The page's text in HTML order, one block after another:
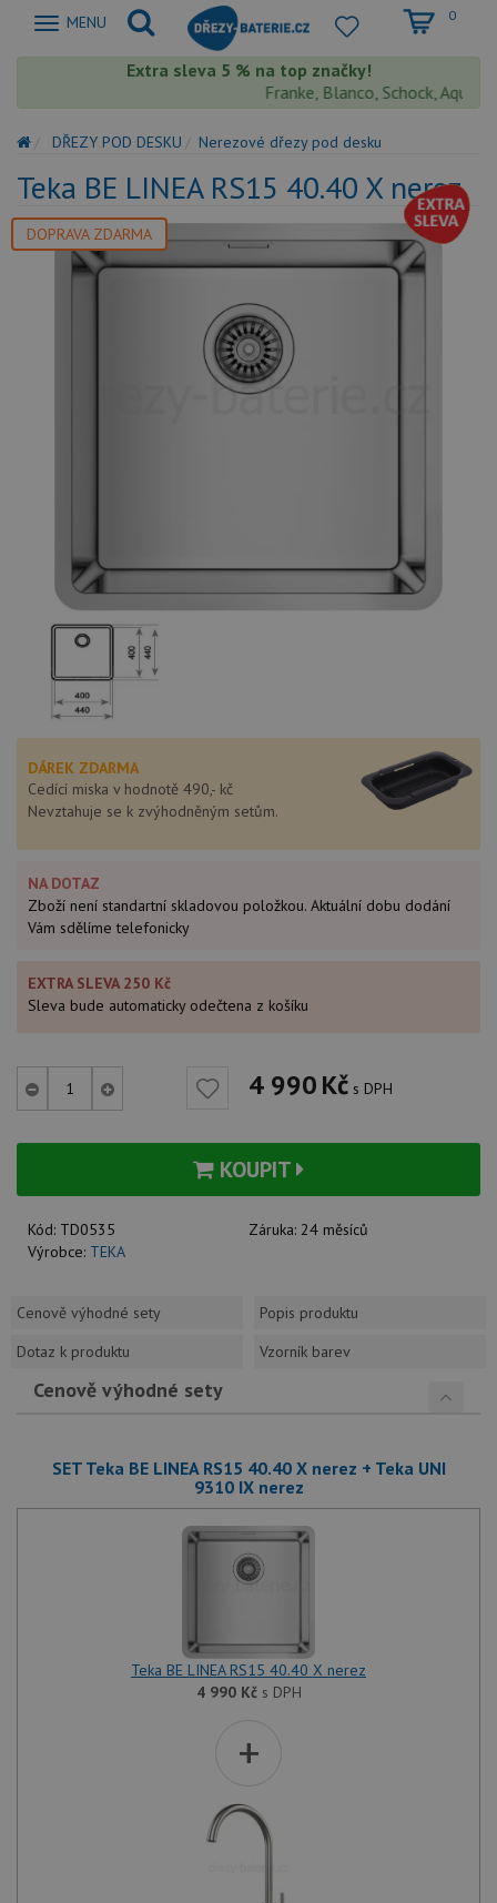
Zobrazit
MENU 0
Extra sleva 5 % na top značky!
Franke, Blanco, Schock,
DŘEZY POD DESKU Nerezové dřezy pod desku
Teka BE LINEA RS15 40.40 X nerez
DOPRAVA ZDARMA
DÁREK ZDARMA
Cedící miska v hodnotě 490,- kč
Nevztahuje se k zvýhodněným setům.
NA DOTAZ
Zboží není standartní skladovou položkou. Aktuální dobu dodání
Vám sdělíme telefonicky
EXTRA SLEVA 250 Kč
Sleva bude automaticky odečtena z košíku
4 990Kč s DPH
KOUPIT
Kód: TD0535 Záruka: 24 měsíců
Výrobce: TEKA
Cenově výhodné sety
Popis produktu
Dotaz k produktu
Vzorník barev
Cenově výhodné sety
SET Teka BE LINEA RS15 40.40 X nerez + Teka UNI
9310 IX nerez
Teka BE LINEA RS15 40.40 X nerez
4 990 Kčs DPH
+